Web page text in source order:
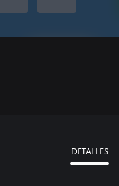
DETALLES